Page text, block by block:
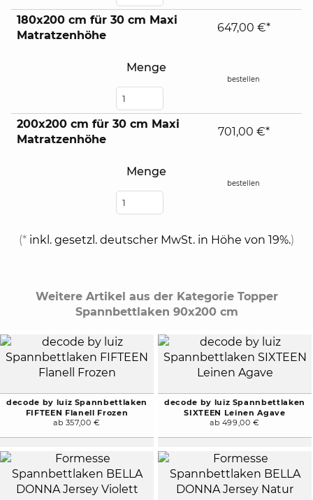
180x200 cm für 30 cm Maxi
Matratzenhöhe
Menge
647,00 €*
bestellen
200x200 cm für 30 cm Maxi
Matratzenhöhe
Menge
701,00 €*
bestellen
(* inkl. gesetzl. deutscher MwSt. in Höhe von 19%.)
Weitere Artikel aus der Kategorie Topper
Spannbettlaken 90x200 cm
decode by luiz Spannbettlaken
FIFTEEN Flanell Frozen
ab 357,00 €
decode by luiz Spannbettlaken
SIXTEEN Leinen Agave
ab 499,00 €